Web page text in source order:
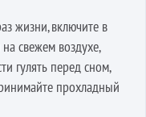
жизни, включите в
свежем воздухе,
гулять перед сном,
прохладный